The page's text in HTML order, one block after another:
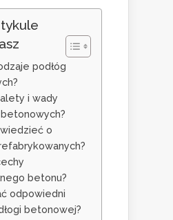
podłóg
i wady
o
betonu?
odpowiedni
betonowej?